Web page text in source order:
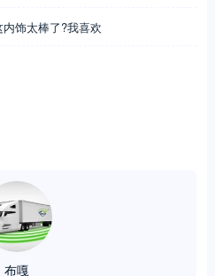
饰太棒了?我喜欢
布嘎